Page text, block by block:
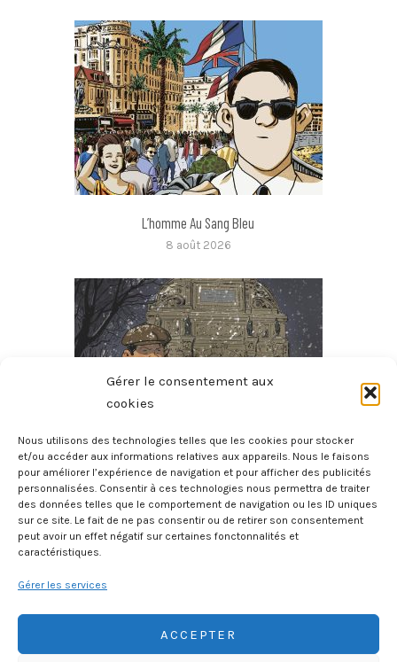
Gérer le consentement aux
cookies
Nous utilisons des technologies telles que les cookies pour stocker
et/ou accéder aux informations relatives aux appareils. Nous le faisons
pour améliorer l’expérience de navigation et pour afficher des publicités
personnalisées. Consentir à ces technologies nous permettra de traiter
des données telles que le comportement de navigation ou les ID uniques
sur ce site. Le fait de ne pas consentir ou de retirer son consentement
peut avoir un effet négatif sur certaines fonctonnalités et
caractéristiques.
Gérer les services
ACCEPTER
L’homme Au Sang Bleu
8 août 2026
Micmac Moche Au Boul’Mich
8 août 2026